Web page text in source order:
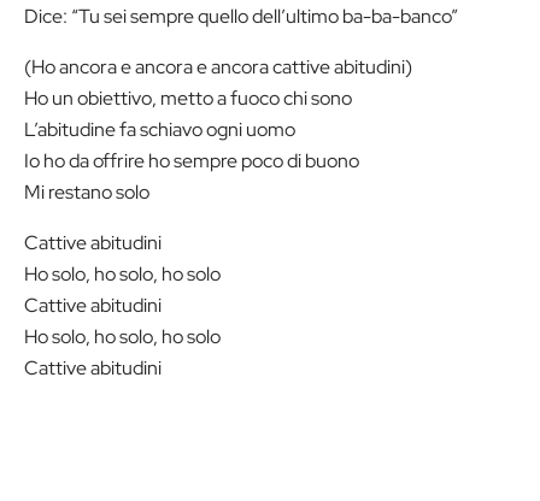
Dice: “Tu sei sempre quello dell’ultimo ba-ba-banco”
(Ho ancora e ancora e ancora cattive abitudini)
Ho un obiettivo, metto a fuoco chi sono
L’abitudine fa schiavo ogni uomo
Io ho da offrire ho sempre poco di buono
Mi restano solo
Cattive abitudini
Ho solo, ho solo, ho solo
Cattive abitudini
Ho solo, ho solo, ho solo
Cattive abitudini